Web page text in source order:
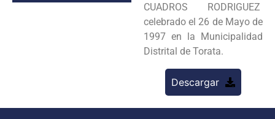
CUADROS RODRIGUEZ
celebrado el 26 de Mayo de
1997 en la Municipalidad
Distrital de Torata.
Descargar